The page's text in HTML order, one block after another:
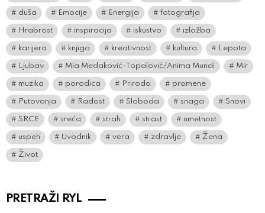
duša Emocije Energija fotografija
Hrabrost inspiracija iskustvo izložba
karijera knjiga kreativnost kultura Lepota
Ljubav Mia Medaković-Topalović/Anima Mundi Mir
muzika porodica Priroda promene
Putovanja Radost Sloboda snaga Snovi
SRCE sreća strah strast umetnost
uspeh Uvodnik vera zdravlje Žena
Život
PRETRAŽI RYL